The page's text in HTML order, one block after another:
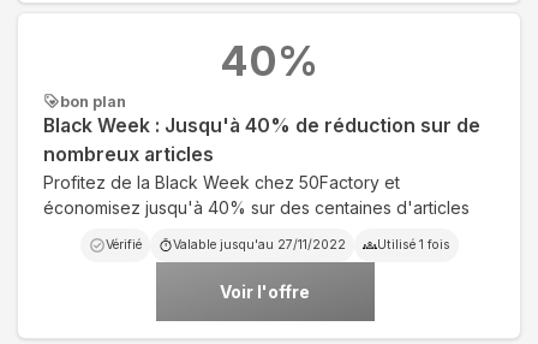
bon plan
Black Week : Jusqu'à 40% de réduction sur de
nombreux articles
Profitez de la Black Week chez 50Factory et
économisez jusqu'à 40% sur des centaines d'articles
Vérifié Valable jusqu'au 27/11/2022 Utilisé 1 fois
Voir l'offre
40%